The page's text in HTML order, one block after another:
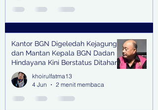
Kantor BGN Digeledah Kejagung
dan Mantan Kepala BGN Dadan
Hindayana Kini Berstatus Ditahan
khoirulfatma13
4 Jun
2 menit membaca